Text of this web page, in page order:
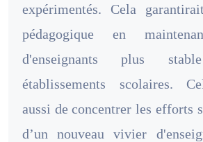
expérimentés. Cela
pédagogique en
d'enseignants plus
établissements scolaires.
aussi de concentrer les efforts
d’un nouveau vivier